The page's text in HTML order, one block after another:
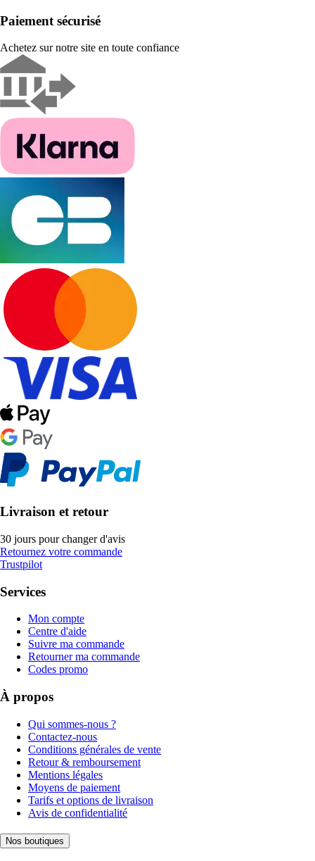
Paiement sécurisé
Achetez sur notre site en toute confiance
Livraison et retour
30 jours pour changer d'avis
Retournez votre commande
Trustpilot
Services
Mon compte
Centre d'aide
Suivre ma commande
Retourner ma commande
Codes promo
À propos
Qui sommes-nous ?
Contactez-nous
Conditions générales de vente
Retour & remboursement
Mentions légales
Moyens de paiement
Tarifs et options de livraison
Avis de confidentialité
Nos boutiques